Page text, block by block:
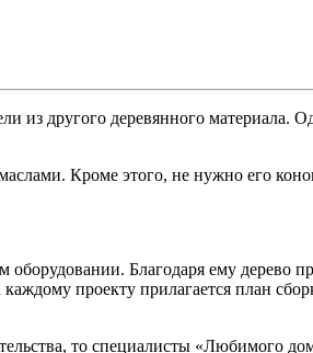
другого деревянного материала.
Кроме этого, не нужно его
Благодаря ему дерево
проекту прилагается план
то специалисты «Любимого